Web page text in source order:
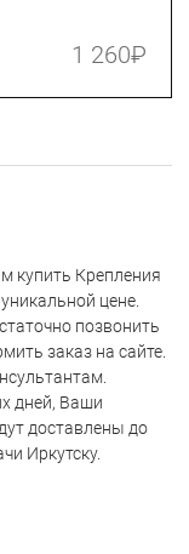
1 260₽
купить Крепления
цене.
позвонить
заказ на сайте.
дней, Ваши
доставлены до
Иркутску.